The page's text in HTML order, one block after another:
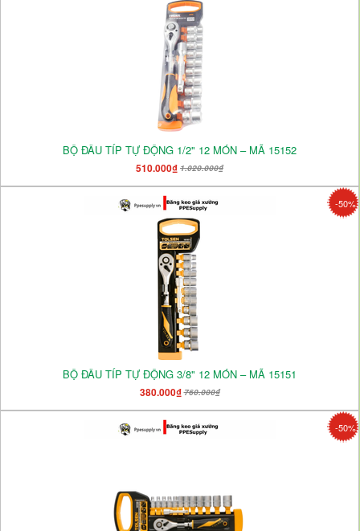
BỘ ĐẦU TÍP TỰ ĐỘNG 1/2" 12 MÓN – MÃ 15152
510.000₫ 1.020.000₫
-50%
BỘ ĐẦU TÍP TỰ ĐỘNG 3/8" 12 MÓN – MÃ 15151
380.000₫760.000₫
-50%